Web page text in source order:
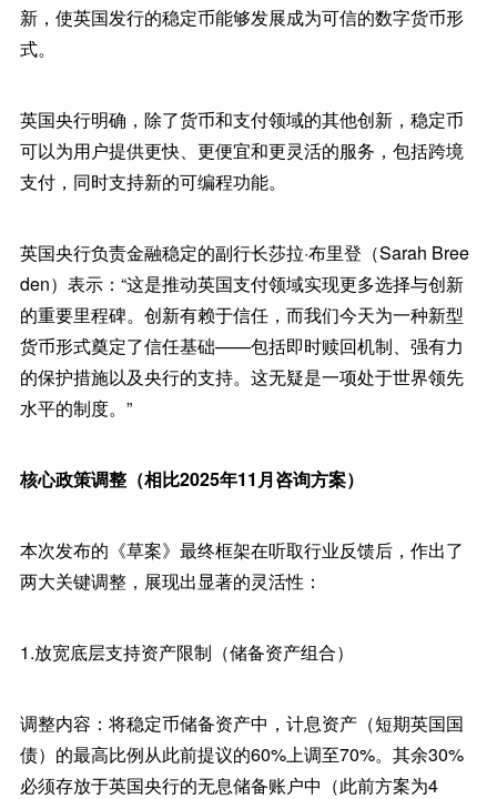
新，使英国发行的稳定币能够发展成为可信的数字货币形
式。
英国央行明确，除了货币和支付领域的其他创新，稳定币
可以为用户提供更快、更便宜和更灵活的服务，包括跨境
支付，同时支持新的可编程功能。
英国央行负责金融稳定的副行长莎拉·布里登（Sarah Bree
den）表示：“这是推动英国支付领域实现更多选择与创新
的重要里程碑。创新有赖于信任，而我们今天为一种新型
货币形式奠定了信任基础——包括即时赎回机制、强有力
的保护措施以及央行的支持。这无疑是一项处于世界领先
水平的制度。”
核心政策调整（相比2025年11月咨询方案）
本次发布的《草案》最终框架在听取行业反馈后，作出了
两大关键调整，展现出显著的灵活性：
1.放宽底层支持资产限制（储备资产组合）
调整内容：将稳定币储备资产中，计息资产（短期英国国
债）的最高比例从此前提议的60%上调至70%。其余30%
必须存放于英国央行的无息储备账户中（此前方案为4